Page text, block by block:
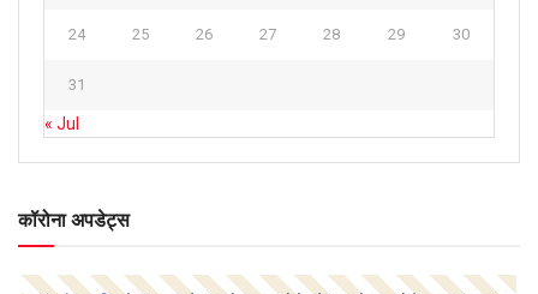
24 25 26 27 28 29 30
31
« Jul
कॉरोना अपडेट्स